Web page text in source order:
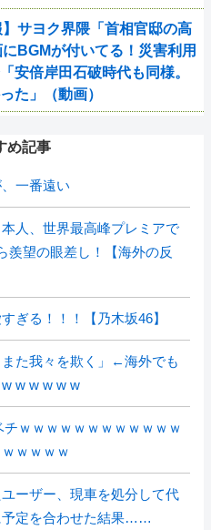
】サヨク界隈「首相官邸の高
BGMが付いてる！災害利用
安倍岸田石破時代も同様。
た」（動画）
め記事
一番遠い
人、世界最高峰プレミアで
羨望の眼差し！【海外の反
ぎる！！！【乃木坂46】
また我々を欺く」←海外でも
w w w w w
チｗｗｗｗｗｗｗｗｗｗｗｗ
ｗｗｗｗ
ーザー、現車を処分して代
予定を合わせた結果……